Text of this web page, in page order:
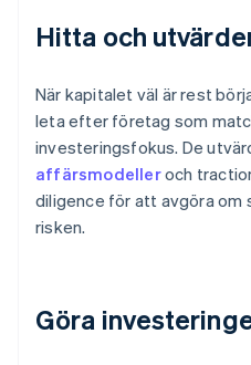
Hitta och
När kapitalet väl är rest
leta efter företag som
investeringsfokus. De
affärsmodelleroch
diligence för att avgöra
risken.
Göra